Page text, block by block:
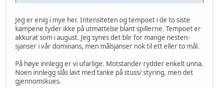
Jeg er enig i mye her. Intensiteten og tempoet i de to siste
kampene tyder ikke på utmattelse blant spillerne. Tempoet er
akkurat som i august. Jeg synes det blir for mange nesten-
sjanser i vår dominans, men målsjanser nok til ett eller to mål.
På høye innlegg er vi ufarlige. Motstander rydder enkelt unna.
Noen innlegg slås lavt med tanke på stuss/ styring, men det
gjennomskues.